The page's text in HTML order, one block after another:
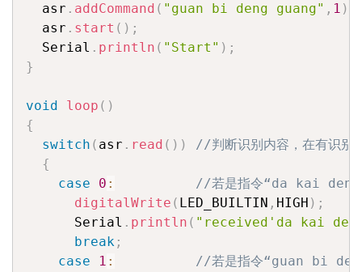
  asr
. addCommand ( "guan bi deng guang" , 1 )
  asr
. start ( ) ;
  Serial
. println ( "Start" ) ;
}
void loop ( )
{
switch ( asr . read ( ) )
//判断识别内容，在有识
{
case
0 :
//若是指令“da kai
digitalWrite ( LED_BUILTIN , HIGH ) ;
      Serial
. println ( "received'da kai
break ;
case
1 :
//若是指令“guan bi